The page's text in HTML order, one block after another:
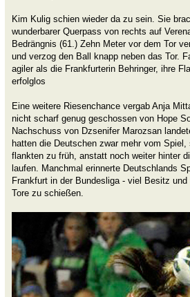
Kim Kulig schien wieder da zu sein. Sie
wunderbarer Querpass von rechts auf
Bedrängnis (61.) Zehn Meter vor dem Tor
und verzog den Ball knapp neben das Tor.
agiler als die Frankfurterin Behringer, ihre
erfolglos
Eine weitere Riesenchance vergab Anja
nicht scharf genug geschossen von Hope
Nachschuss von Dzsenifer Marozsan
hatten die Deutschen zwar mehr vom
flankten zu früh, anstatt noch weiter hinter
laufen. Manchmal erinnerte Deutschlands
Frankfurt in der Bundesliga - viel Besitz
Tore zu schießen.